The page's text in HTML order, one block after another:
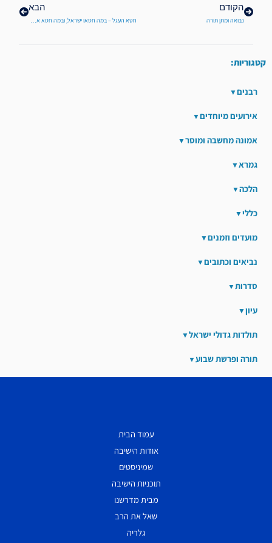
הקודם
נבואה ומתן תורה
הבא
קטגוריות:
רבנים
אירועים מיוחדים
אמונה מחשבה ומוסר
גמרא
הלכה
כללי
מועדים וזמנים
נביאים וכתובים
סדרות
עיון
תולדות גדולי ישראל
תורה ופרשת שבוע
עמוד הבית
אודות הישיבה
שמיניסטים
תוכניות הישיבה
מבית מדרשנו
שאל את הרב
גלריה